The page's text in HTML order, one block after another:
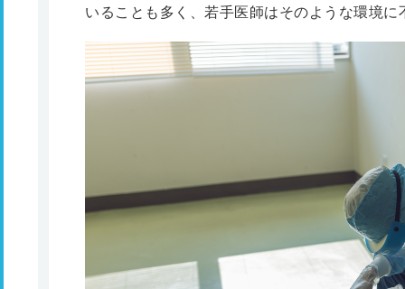
いることも多く、若手医師はそのような環境に